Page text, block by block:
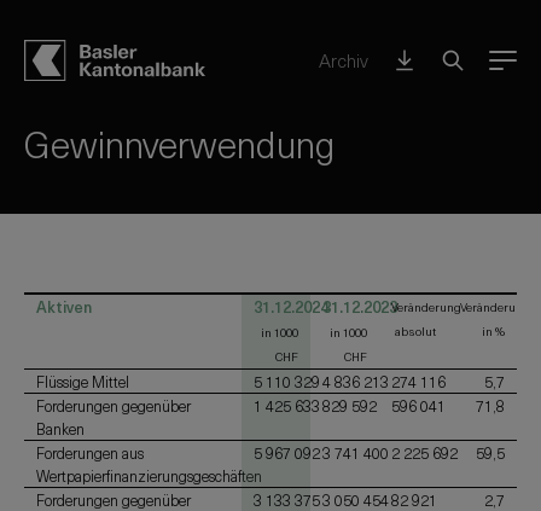
Archiv Menu
Stammhaus BKB – auf einen Blick
Bilanz – vor
Gewinnverwendung
Aktiven 31.12.2024
in 1000
CHF
31.12.2023
in 1000
CHF
Veränderung
absolut
Veränderung
in %
Flüssige Mittel 5 110 3294 836 213 274 116
5,7
Forderungen gegenüber
Banken
1 425 633829 592 596 041 71,8
Forderungen aus
Wertpapierfinanzierungsgeschäften
5 967 0923 741 400 2 225 692 59,5
Forderungen gegenüber
3 133 3753 050 45482 921 2,7